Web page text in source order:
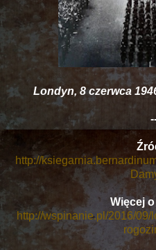
Londyn, 8 czerwca
http://
Więcej
http://wspinanie.pl/2016/